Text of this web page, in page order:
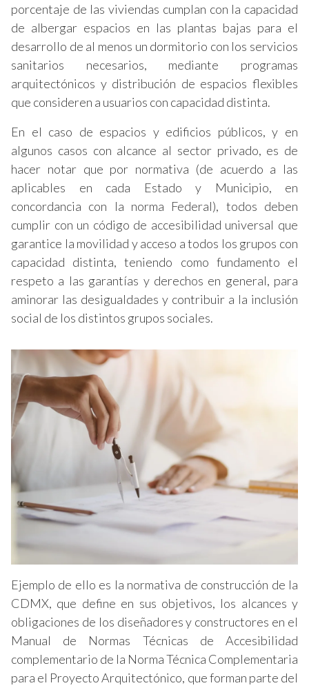
porcentaje de las viviendas cumplan con la capacidad
de albergar espacios en las plantas bajas para el
desarrollo de al menos un dormitorio con los servicios
sanitarios necesarios, mediante programas
arquitectónicos y distribución de espacios flexibles
que consideren a usuarios con capacidad distinta.
En el caso de espacios y edificios públicos, y en
algunos casos con alcance al sector privado, es de
hacer notar que por normativa (de acuerdo a las
aplicables en cada Estado y Municipio, en
concordancia con la norma Federal), todos deben
cumplir con un código de accesibilidad universal que
garantice la movilidad y acceso a todos los grupos con
capacidad distinta, teniendo como fundamento el
respeto a las garantías y derechos en general, para
aminorar las desigualdades y contribuir a la inclusión
social de los distintos grupos sociales.
Ejemplo de ello es la normativa de construcción de la
CDMX, que define en sus objetivos, los alcances y
obligaciones de los diseñadores y constructores en el
Manual de Normas Técnicas de Accesibilidad
complementario de la Norma Técnica Complementaria
para el Proyecto Arquitectónico, que forman parte del